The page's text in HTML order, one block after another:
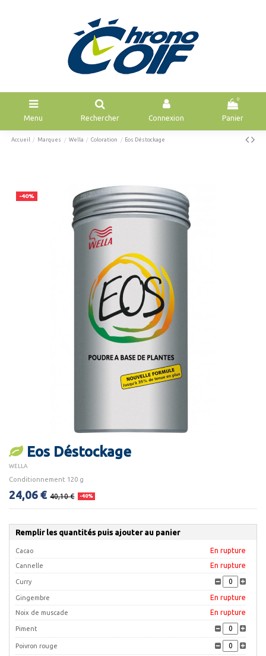
Menu Rechercher Connexion
0
Panier
Accueil Marques Wella Coloration Eos Déstockage
-40%
Eos Déstockage
WELLA
Conditionnement 120 g
24,06 € 40,10 € -40%
Remplir les quantités puis ajouter au panier
Cacao En rupture
Cannelle En rupture
Curry
Gingembre En rupture
Noix de muscade En rupture
Piment
Poivron rouge